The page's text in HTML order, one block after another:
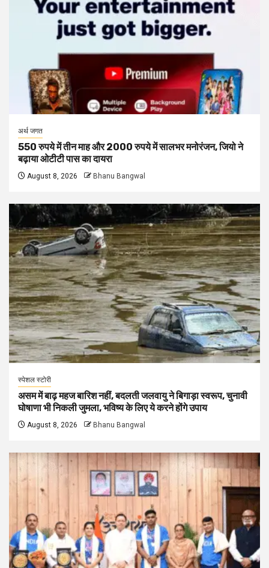
अर्थ जगत
550 रुपये में तीन माह और 2000 रुपये में सालभर मनोरंजन, जियो ने
बढ़ाया ओटीटी पास का दायरा
August 8, 2026 Bhanu Bangwal
स्पेशल स्टोरी
असम में बाढ़ महज बारिश नहीं, बदलती जलवायु ने बिगाड़ा स्वरूप, चुनावी
घोषाणा भी निकली जुमला, भविष्य के लिए ये करने होंगे उपाय
August 8, 2026 Bhanu Bangwal